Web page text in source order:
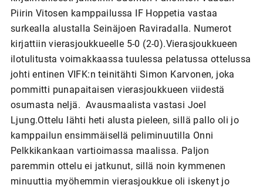
Piirin Vitosen kamppailussa IF Hoppetia vastaa
surkealla alustalla Seinäjoen Raviradalla. Numerot
kirjattiin vierasjoukkueelle 5-0 (2-0).Vierasjoukkueen
ilotulitusta voimakkaassa tuulessa pelatussa ottelussa
johti entinen VIFK:n teinitähti Simon Karvonen, joka
pommitti punapaitaisen vierasjoukkueen viidestä
osumasta neljä. Avausmaalista vastasi Joel
Ljung.Ottelu lähti heti alusta pieleen, sillä pallo oli jo
kamppailun ensimmäisellä peliminuutilla Onni
Pelkkikankaan vartioimassa maalissa. Paljon
paremmin ottelu ei jatkunut, sillä noin kymmenen
minuuttia myöhemmin vierasjoukkue oli iskenyt jo